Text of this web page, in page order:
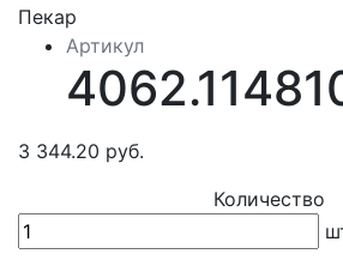
Артикул
3 344.20 руб.
Количество